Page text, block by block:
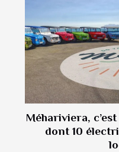
Méhariviera,
dont 10